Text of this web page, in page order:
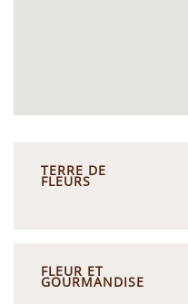
TERRE DE
FLEURS
FLEUR ET
GOURMANDISE